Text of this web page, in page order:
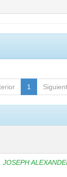
1
JOSEPH